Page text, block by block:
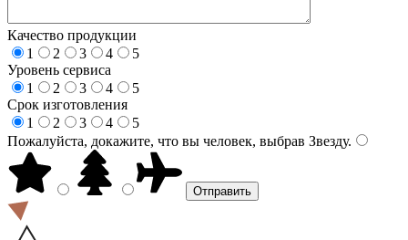
Качество продукции
1
2 3 4
5
Уровень сервиса
1
2 3 4
5
Срок изготовления
1
2 3 4
5
Пожалуйста, докажите, что вы человек, выбрав Звезду.